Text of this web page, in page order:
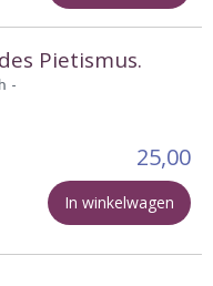
Pietismus.
-
25,00
In winkelwagen